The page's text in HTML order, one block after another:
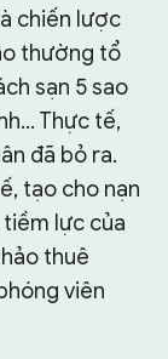
chiến lược
thường tổ
sạn 5 sao
Thực tế,
đã bỏ ra.
tạo cho nạn
lực của
thuê
viên